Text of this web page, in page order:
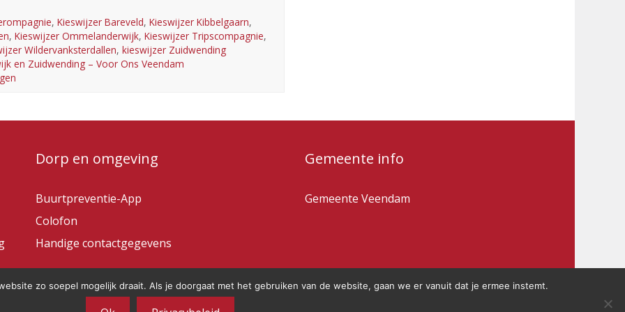
, Kieswijzer Bareveld, Kieswijzer Kibbelgaarn,
, Kieswijzer Ommelanderwijk, Kieswijzer Tripscompagnie,
Wildervanksterdallen, kieswijzer Zuidwending
en Zuidwending – Voor Ons Veendam
Dorp en omgeving
Buurtpreventie-App
Colofon
Handige contactgegevens
Gemeente info
Gemeente Veendam
zo soepel mogelijk draait. Als je doorgaat met het gebruiken van de website, gaan we er vanuit dat je ermee instemt.